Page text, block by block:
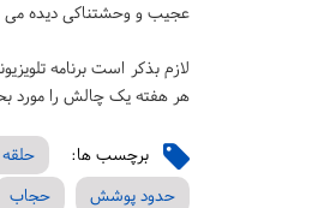
عجیب و وحشتناکی دیده
هر هفته یک چالش را مورد
برچسب ها:
حدود پوشش
حجاب